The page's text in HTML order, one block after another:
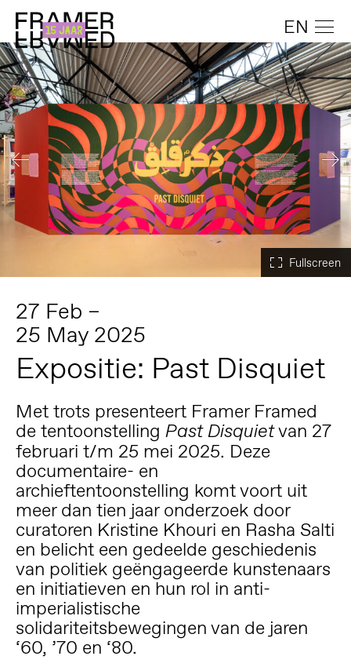
EN
27 Feb –
25 May 2025
Expositie: Past Disquiet
Met trots presenteert Framer Framed
de tentoonstelling Past Disquietvan 27
februari t/m 25 mei 2025. Deze
documentaire- en
archieftentoonstelling komt voort uit
meer dan tien jaar onderzoek door
curatoren Kristine Khouri en Rasha Salti
en belicht een gedeelde geschiedenis
van politiek geëngageerde kunstenaars
en initiatieven en hun rol in anti-
imperialistische
solidariteitsbewegingen van de jaren
‘60, ’70 en ‘80.